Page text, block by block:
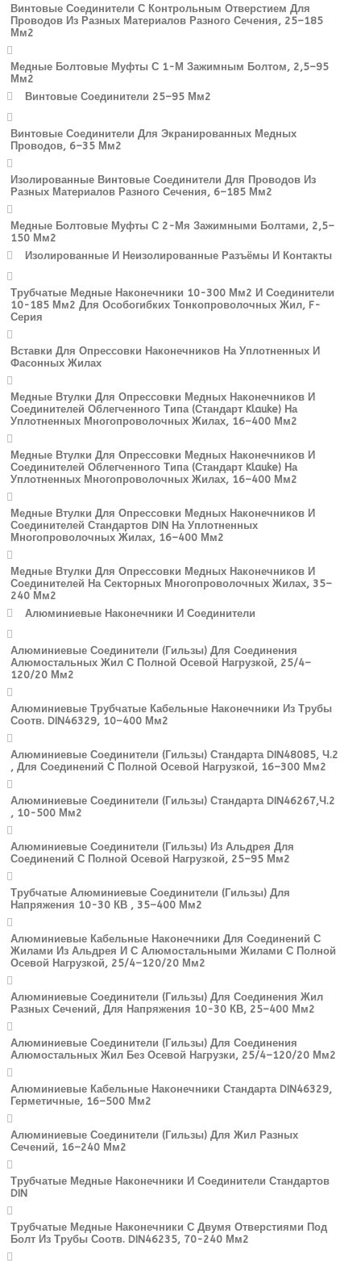
Винтовые Соединители С Контрольным Отверстием Для
Проводов Из Разных Материалов Разного Сечения, 25–185
Мм2
Медные Болтовые Муфты С 1-М Зажимным Болтом, 2,5–95
Мм2
Винтовые Соединители 25–95 Мм2
Винтовые Соединители Для Экранированных Медных
Проводов, 6–35 Мм2
Изолированные Винтовые Соединители Для Проводов Из
Разных Материалов Разного Сечения, 6–185 Мм2
Медные Болтовые Муфты С 2-Мя Зажимными Болтами, 2,5–
150 Мм2
Изолированные И Неизолированные Разъёмы И Контакты
Трубчатые Медные Наконечники 10-300 Мм2 И Соединители
10-185 Мм2 Для Особогибких Тонкопроволочных Жил, F-
Серия
Вставки Для Опрессовки Наконечников На Уплотненных И
Фасонных Жилах
Медные Втулки Для Опрессовки Медных Наконечников И
Соединителей Облегченного Типа (стандарт Klauke) На
Уплотненных Многопроволочных Жилах, 16–400 Мм2
Медные Втулки Для Опрессовки Медных Наконечников И
Соединителей Облегченного Типа (стандарт Klauke) На
Уплотненных Многопроволочных Жилах, 16–400 Мм2
Медные Втулки Для Опрессовки Медных Наконечников И
Соединителей Стандартов DIN На Уплотненных
Многопроволочных Жилах, 16–400 Мм2
Медные Втулки Для Опрессовки Медных Наконечников И
Соединителей На Секторных Многопроволочных Жилах, 35–
240 Мм2
Алюминиевые Наконечники И Соединители
Алюминиевые Соединители (гильзы) Для Соединения
Алюмостальных Жил С Полной Осевой Нагрузкой, 25/4–
120/20 Мм2
Алюминиевые Трубчатые Кабельные Наконечники Из Трубы
Соотв. DIN46329, 10–400 Мм2
Алюминиевые Соединители (гильзы) Стандарта DIN48085, Ч.2
, Для Соединений С Полной Осевой Нагрузкой, 16–300 Мм2
Алюминиевые Соединители (гильзы) Стандарта DIN46267,ч.2
, 10-500 Мм2
Алюминиевые Соединители (гильзы) Из Альдрея Для
Соединений С Полной Осевой Нагрузкой, 25–95 Мм2
Трубчатые Алюминиевые Соединители (гильзы) Для
Напряжения 10-30 КВ , 35–400 Мм2
Алюминиевые Кабельные Наконечники Для Соединений С
Жилами Из Альдрея И С Алюмостальными Жилами С Полной
Осевой Нагрузкой, 25/4–120/20 Мм2
Алюминиевые Соединители (гильзы) Для Соединения Жил
Разных Сечений, Для Напряжения 10-30 КВ, 25–400 Мм2
Алюминиевые Соединители (гильзы) Для Соединения
Алюмостальных Жил Без Осевой Нагрузки, 25/4–120/20 Мм2
Алюминиевые Кабельные Наконечники Стандарта DIN46329,
Герметичные, 16–500 Мм2
Алюминиевые Соединители (гильзы) Для Жил Разных
Сечений, 16–240 Мм2
Трубчатые Медные Наконечники И Соединители Стандартов
DIN
Трубчатые Медные Наконечники С Двумя Отверстиями Под
Болт Из Трубы Соотв. DIN46235, 70-240 Мм2